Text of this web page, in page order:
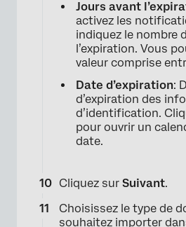
Jours avant
activez les
indiquez le nombre
l’expiration. Vous
valeur comprise
Date d’expiration:
d’expiration des
d’identification.
pour ouvrir un
date.
Cliquez sur Suivant.
Choisissez le type de
souhaitez importer